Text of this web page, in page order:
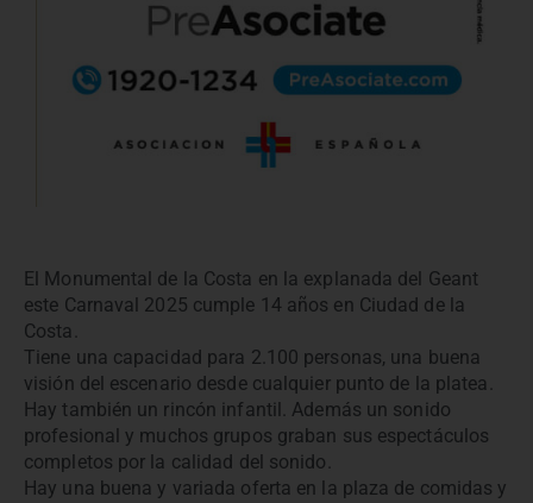
El Monumental de la Costa en la explanada del Geant
este Carnaval 2025 cumple 14 años en Ciudad de la
Costa.
Tiene una capacidad para 2.100 personas, una buena
visión del escenario desde cualquier punto de la platea.
Hay también un rincón infantil. Además un sonido
profesional y muchos grupos graban sus espectáculos
completos por la calidad del sonido.
Hay una buena y variada oferta en la plaza de comidas y